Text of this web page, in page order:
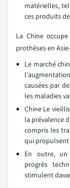
matérielles,
ces produits
La Chine
prothèses en
Le marché
causées par
les maladies
Chine Le
la prévalence
compris les
qui propulsent
En outre, un
progrès
stimulent